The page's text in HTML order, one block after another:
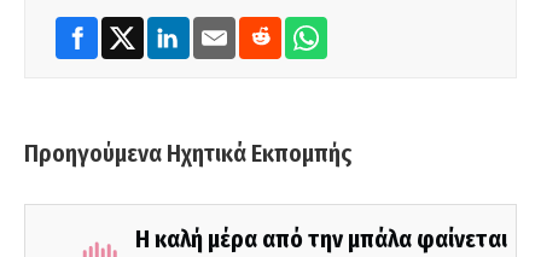
Προηγούμενα Ηχητικά Εκπομπής
Η καλή μέρα από την μπάλα φαίνεται